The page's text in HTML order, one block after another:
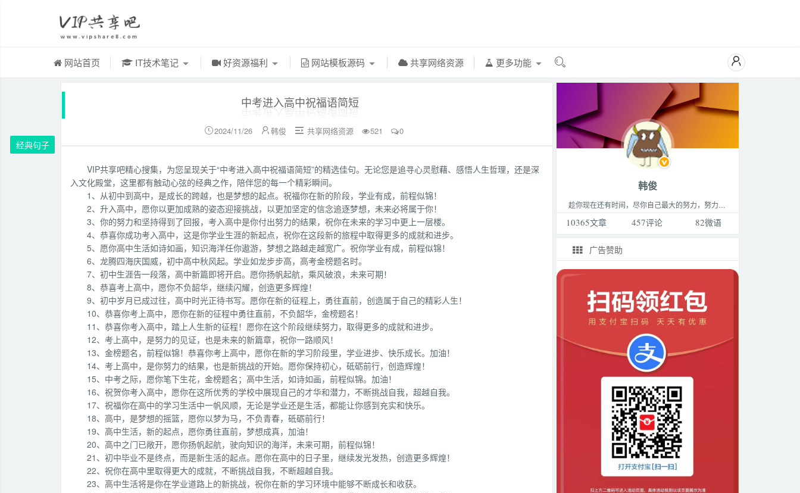
网站首页 IT技术笔记 好资源福利 网站模板源码 共享网络资源 更多功能  
经典句子
中考进入高中祝福语简短
2024/11/26 韩俊  共享网络资源 521 0
VIP共享吧精心搜集，为您呈现关于“中考进入高中祝福语简短”的精选佳句。无论您是追寻心灵慰藉、感悟人生哲理，还是深
入文化殿堂，这里都有触动心弦的经典之作，陪伴您的每一个精彩瞬间。
1、从初中到高中，是成长的跨越，也是梦想的起点。祝福你在新的阶段，学业有成，前程似锦！
2、升入高中，愿你以更加成熟的姿态迎接挑战，以更加坚定的信念追逐梦想，未来必将属于你！
3、你的努力和坚持得到了回报，考入高中是你付出努力的结果，祝你在未来的学习中更上一层楼。
4、恭喜你成功考入高中，这是你学业生涯的新起点，祝你在这段新的旅程中取得更多的成就和进步。
5、愿你高中生活如诗如画，知识海洋任你遨游，梦想之路越走越宽广。祝你学业有成，前程似锦！
6、龙腾四海庆国威，初中高中秋风起。学业如龙步步高，高考金榜题名时。
7、初中生涯告一段落，高中新篇即将开启。愿你扬帆起航，乘风破浪，未来可期！
8、恭喜考上高中，愿你不负韶华，继续闪耀，创造更多辉煌！
9、初中岁月已成过往，高中时光正待书写。愿你在新的征程上，勇往直前，创造属于自己的精彩人生！
10、恭喜你考上高中，愿你在新的征程中勇往直前，不负韶华，金榜题名！
11、恭喜你考入高中，踏上人生新的征程！愿你在这个阶段继续努力，取得更多的成就和进步。
12、考上高中，是努力的见证，也是未来的新篇章，祝你一路顺风！
13、金榜题名，前程似锦！恭喜你考上高中，愿你在新的学习阶段里，学业进步、快乐成长。加油！
14、考上高中，是你努力的结果，也是新挑战的开始。愿你保持初心，砥砺前行，创造辉煌！
15、中考之际，愿你笔下生花，金榜题名；高中生活，如诗如画，前程似锦。加油！
16、祝贺你考入高中，愿你在这所优秀的学校中展现自己的才华和潜力，不断挑战自我，超越自我。
17、祝福你在高中的学习生活中一帆风顺，无论是学业还是生活，都能让你感到充实和快乐。
18、高中，是梦想的摇篮，愿你以梦为马，不负青春，砥砺前行！
19、高中生活，新的起点，愿你勇往直前，梦想成真，加油！
20、高中之门已敞开，愿你扬帆起航，驶向知识的海洋，未来可期，前程似锦！
21、初中毕业不是终点，而是新生活的起点。愿你在高中的日子里，继续发光发热，创造更多辉煌！
22、祝你在高中里取得更大的成就，不断挑战自我，不断超越自我。
23、高中生活将是你在学业道路上的新挑战，祝你在新的学习环境中能够不断成长和收获。
韩俊
趁你现在还有时间，尽你自己最大的努力，努力做成你最想做的那件事，成为你最想成为的那种人，过着你最想过的那种生活。这个世界永远比你想的要更精彩，不要败给生活。
10365文章 457评论 82微语
广告赞助